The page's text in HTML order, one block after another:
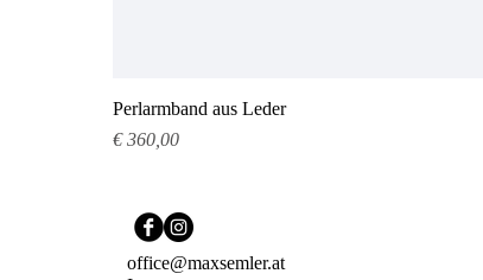
Perlarmband aus Leder
Preis
€ 360,00
office@maxsemler.at